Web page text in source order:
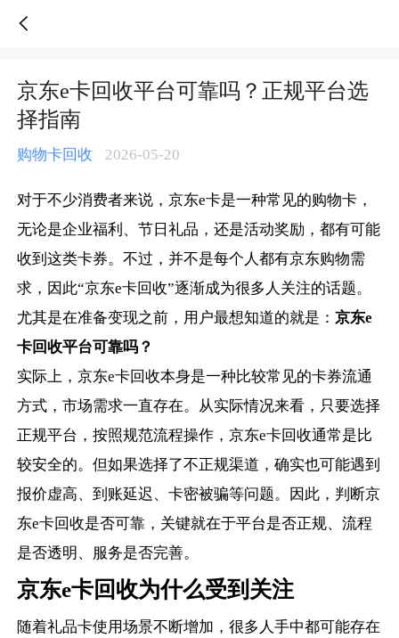
京东e卡回收平台可靠吗？正规平台选
择指南
购物卡回收 2026-05-20
对于不少消费者来说，京东e卡是一种常见的购物卡，
无论是企业福利、节日礼品，还是活动奖励，都有可能
收到这类卡券。不过，并不是每个人都有京东购物需
求，因此“京东e卡回收”逐渐成为很多人关注的话题。
尤其是在准备变现之前，用户最想知道的就是：京东e
卡回收平台可靠吗？
实际上，京东e卡回收本身是一种比较常见的卡券流通
方式，市场需求一直存在。从实际情况来看，只要选择
正规平台，按照规范流程操作，京东e卡回收通常是比
较安全的。但如果选择了不正规渠道，确实也可能遇到
报价虚高、到账延迟、卡密被骗等问题。因此，判断京
东e卡回收是否可靠，关键就在于平台是否正规、流程
是否透明、服务是否完善。
京东e卡回收为什么受到关注
随着礼品卡使用场景不断增加，很多人手中都可能存在